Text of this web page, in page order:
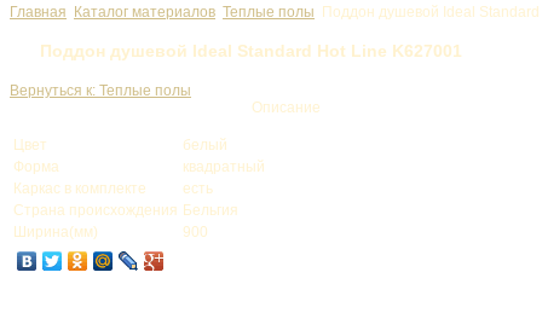
Главная
Каталог материалов Теплые полы Поддон душевой Ideal
Поддон душевой Ideal Standard Hot Line K627001
Вернуться к: Теплые полы
Описание
Цвет
белый
Форма
квадратный
Каркас в комплекте
есть
Страна происхождения Бельгия
Ширина(мм)
900